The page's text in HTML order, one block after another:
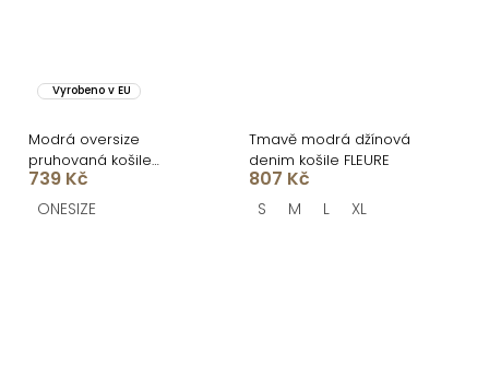
Vyrobeno v EU
Modrá oversize
pruhovaná košile
EXTRON
739 Kč
ONESIZE
Tmavě modrá džínová
denim košile FLEURE
807 Kč
S M L XL